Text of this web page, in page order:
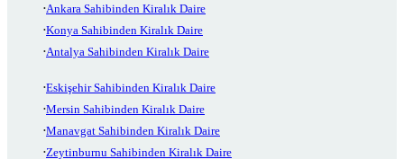
Ankara Sahibinden Kiralık Daire
Konya Sahibinden Kiralık Daire
Antalya Sahibinden Kiralık Daire
Eskişehir Sahibinden Kiralık Daire
Mersin Sahibinden Kiralık Daire
Manavgat Sahibinden Kiralık Daire
Zeytinburnu Sahibinden Kiralık Daire